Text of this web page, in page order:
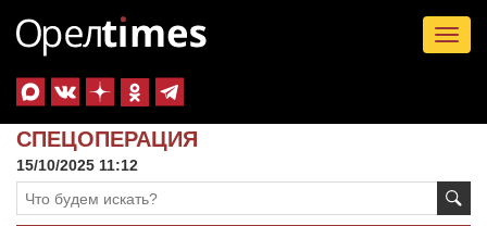
СПЕЦОПЕРАЦИЯ
15/10/2025 11:12